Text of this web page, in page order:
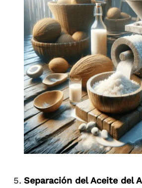
Separación del Aceite del